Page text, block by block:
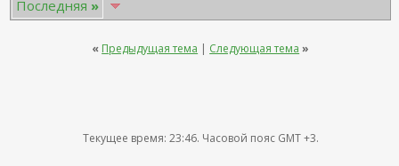
Последняя »
« Предыдущая тема | Следующая тема »
Текущее время: 23:46. Часовой пояс GMT +3.